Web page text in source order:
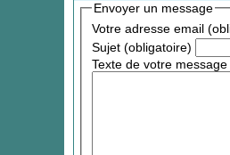
Envoyer un message
Votre adresse email
Sujet (obligatoire)
Texte de votre